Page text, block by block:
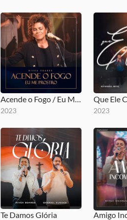
Acende o Fogo / Eu Me Prostro
2023
Que Ele
2023
Te Damos Glória Amigo